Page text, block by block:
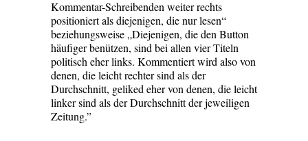
Kommentar-Schreibenden weiter rechts
positioniert als diejenigen, die nur lesen“
beziehungsweise „Diejenigen, die den Button
häufiger benützen, sind bei allen vier Titeln
politisch eher links. Kommentiert wird also von
denen, die leicht rechter sind als der
Durchschnitt, geliked eher von denen, die leicht
linker sind als der Durchschnitt der jeweiligen
Zeitung.”